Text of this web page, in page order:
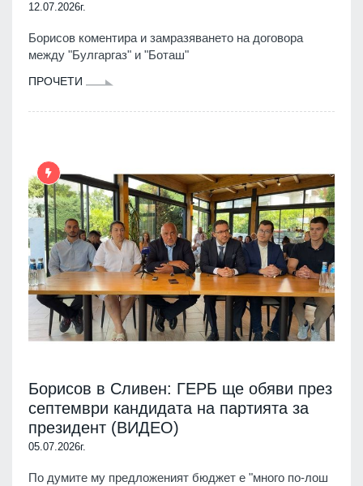
12.07.2026г.
Борисов коментира и замразяването на договора
между "Булгаргаз" и "Боташ"
ПРОЧЕТИ
Борисов в Сливен: ГЕРБ ще обяви през
септември кандидата на партията за
президент (ВИДЕО)
05.07.2026г.
По думите му предложеният бюджет е "много по-лош